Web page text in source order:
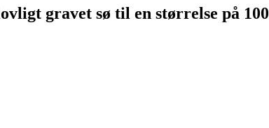
gravet sø til en størrelse på